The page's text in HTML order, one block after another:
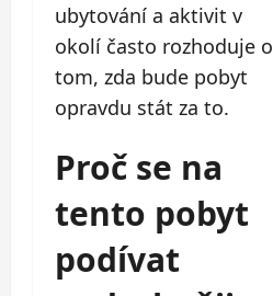
ubytování a aktivit v
okolí často rozhoduje o
tom, zda bude pobyt
opravdu stát za to.
Proč se na
tento pobyt
podívat